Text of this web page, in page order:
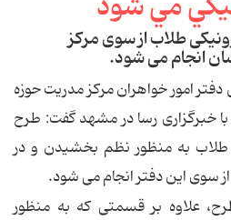
طلاب از سوی مرکز
انجام می شود.
امور خواهران مرکز مدریت حوزه
خبرگزاری رسا در مشهد گفت: طرح
طلاب به منظور نظم بخشیدن و در
سوی این دفتر انجام می شود.
علاوه بر قسمتی که به منظور